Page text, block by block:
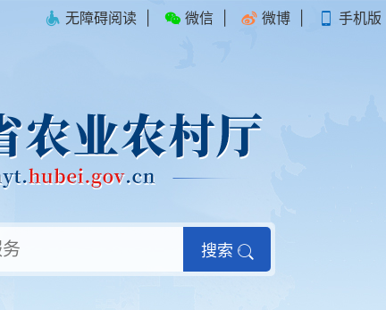
无障碍阅读 微信 微博 手机版
搜索